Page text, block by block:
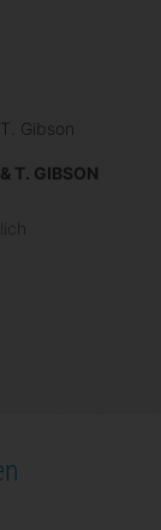
T. GIBSON